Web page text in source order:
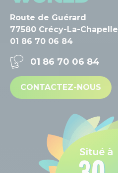
Route de Guérard
77580 Crécy-La-Chapelle
01 86 70 06 84
01 86 70 06 84
CONTACTEZ-NOUS